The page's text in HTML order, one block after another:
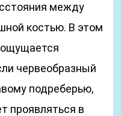
между
костью. В этом
ощущается
червеобразный
подреберью,
проявляться в